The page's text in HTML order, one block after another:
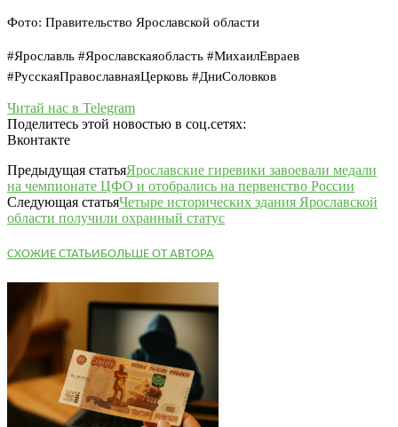
Фото: Правительство Ярославской области
#Ярославль #Ярославскаяобласть #МихаилЕвраев
#РусскаяПравославнаяЦерковь #ДниСоловков
Читай нас в Telegram
Поделитесь этой новостью в соц.сетях:
Вконтакте
Предыдущая статьяЯрославские гиревики завоевали медали
на чемпионате ЦФО и отобрались на первенство России
Следующая статьяЧетыре исторических здания Ярославской
области получили охранный статус
СХОЖИЕ СТАТЬИБОЛЬШЕ ОТ АВТОРА